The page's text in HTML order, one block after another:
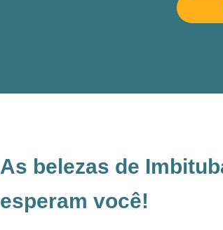
As belezas de
esperam você!